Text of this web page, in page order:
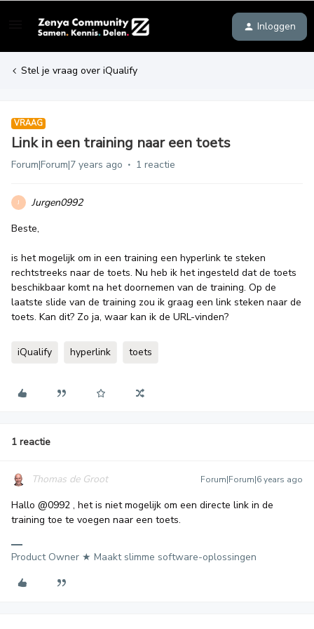
Inloggen
Stel je vraag over iQualify
VRAAG
Link in een training naar een toets
Forum|Forum|7 years ago 1 reactie
J
Jurgen0992
Beste,
is het mogelijk om in een training een hyperlink te steken
rechtstreeks naar de toets. Nu heb ik het ingesteld dat de toets
beschikbaar komt na het doornemen van de training. Op de
laatste slide van de training zou ik graag een link steken naar de
toets. Kan dit? Zo ja, waar kan ik de URL-vinden?
iQualify hyperlink toets
1 reactie
Thomas de Groot Forum|Forum|6 years ago
Hallo @0992 , het is niet mogelijk om een directe link in de
training toe te voegen naar een toets.
Product Owner ★ Maakt slimme software-oplossingen